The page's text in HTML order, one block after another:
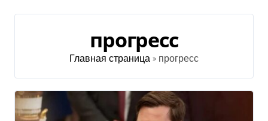
прогресс
Главная страница » прогресс